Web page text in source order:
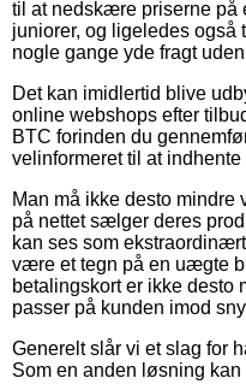
til at nedskære priserne på
juniorer, og ligeledes også
nogle gange yde fragt
Det kan imidlertid blive
online webshops efter
BTC forinden du
velinformeret til at
Man må ikke desto
på nettet sælger deres
kan ses som
være et tegn på en uægte
betalingskort er ikke desto
passer på kunden imod
Generelt slår vi et slag for
Som en anden løsning